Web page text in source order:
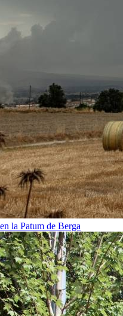
la Patum de Berga